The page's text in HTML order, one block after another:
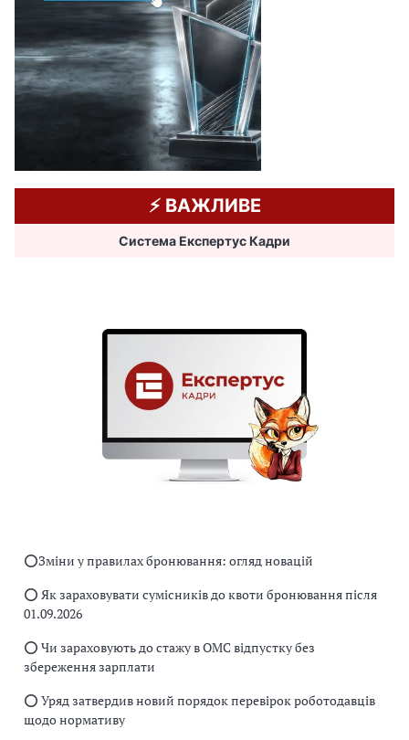
⚡️ ВАЖЛИВЕ
Система Експертус Кадри
⭕️Зміни у правилах бронювання: огляд новацій
⭕️ Як зараховувати сумісників до квоти бронювання після
01.09.2026
⭕️ Чи зараховують до стажу в ОМС відпустку без
збереження зарплати
⭕️ Уряд затвердив новий порядок перевірок роботодавців
щодо нормативу